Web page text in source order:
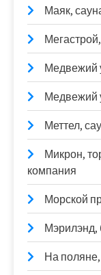
Маяк,
Медвежий
Медвежий
Меттел,
Микрон,
компания
Морской
Мэрилэнд,
На